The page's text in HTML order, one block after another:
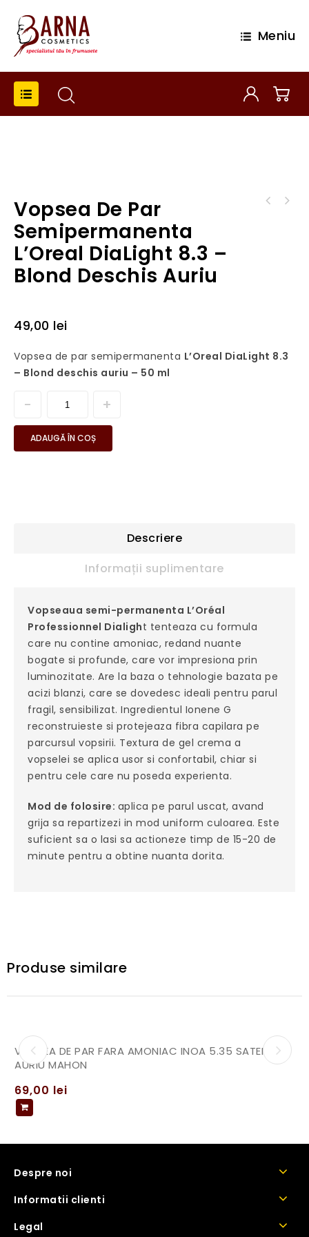
Meniu
Vopsea De Par
Semipermanenta
L’Oreal DiaLight 8.3 –
Blond Deschis Auriu
49,00 lei
Vopsea de par semipermanenta L’Oreal DiaLight 8.3
– Blond deschis auriu – 50 ml
ADAUGĂ ÎN COȘ
Descriere
Informații suplimentare
Vopseaua semi-permanenta L’Oréal
Professionnel Dialight tenteaza cu formula
care nu contine amoniac, redand nuante
bogate si profunde, care vor impresiona prin
luminozitate. Are la baza o tehnologie bazata pe
acizi blanzi, care se dovedesc ideali pentru parul
fragil, sensibilizat. Ingredientul Ionene G
reconstruieste si protejeaza fibra capilara pe
parcursul vopsirii. Textura de gel crema a
vopselei se aplica usor si confortabil, chiar si
pentru cele care nu poseda experienta.
Mod de folosire: aplica pe parul uscat, avand
grija sa repartizezi in mod uniform culoarea. Este
suficient sa o lasi sa actioneze timp de 15-20 de
minute pentru a obtine nuanta dorita.
Produse similare
VOPSEA DE PAR FARA AMONIAC INOA 5.35 SATEN
AURIU MAHON
69,00 lei
Despre noi
Informatii clienti
Legal